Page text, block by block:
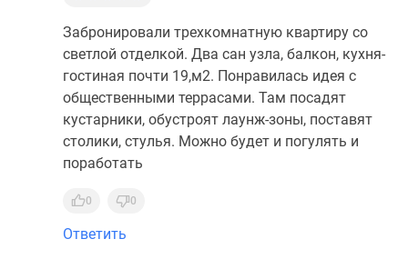
Забронировали трехкомнатную квартиру со
светлой отделкой. Два сан узла, балкон, кухня-
гостиная почти 19,м2. Понравилась идея с
общественными террасами. Там посадят
кустарники, обустроят лаунж-зоны, поставят
столики, стулья. Можно будет и погулять и
поработать
0 0
Ответить